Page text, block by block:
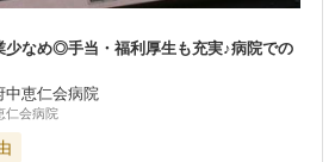
少なめ◎手当・福利厚生も充実♪病院での
恵仁会病院
仁会病院